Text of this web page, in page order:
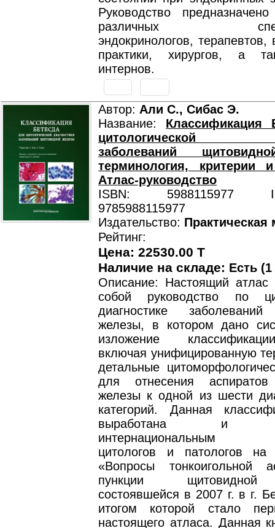
Руководство
различных
эндокринологов,
практики, хирургов, а
интернов.
Автор: Али С., Сибас Э.
Название: Классификация
цитологической
заболеваний
терминология, критерии
Атлас-руководство
ISBN: 5988115977
9785988115977
Издательство: Практическая
Рейтинг:
Цена: 22530.00 T
Наличие на складе: Есть
Описание: Настоящий атлас
собой руководство по
диагностике
железы, в котором дано
изложение
включая унифицированную
детальные
для отнесения
железы к одной из шести
категорий. Данная
выработана и
интернациональным
цитологов и патологов на
«Вопросы тонкоигольной
пункции
состоявшейся в 2007 г. в г.
итогом которой стало
настоящего атласа. Данная